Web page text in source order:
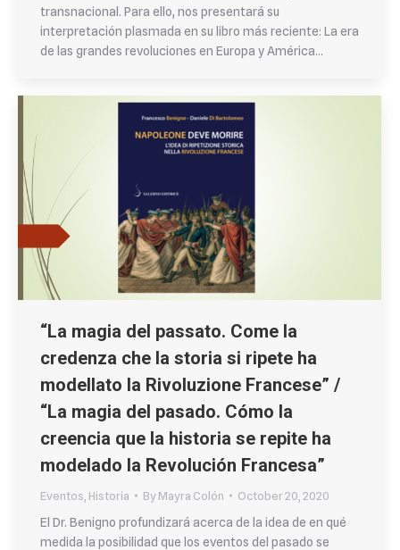
transnacional. Para ello, nos presentará su
interpretación plasmada en su libro más reciente: La era
de las grandes revoluciones en Europa y América…
“La magia del passato. Come la
credenza che la storia si ripete ha
modellato la Rivoluzione Francese” /
“La magia del pasado. Cómo la
creencia que la historia se repite ha
modelado la Revolución Francesa”
Eventos Historia ByMayra Colón
October 20, 2020
El Dr. Benigno profundizará acerca de la idea de en qué
medida la posibilidad que los eventos del pasado se